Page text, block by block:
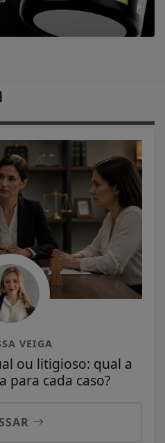
VEIGA
ou litigioso: qual a
para cada caso?